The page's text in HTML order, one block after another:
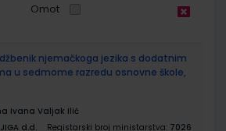
Omot
njemačkoga jezika s dodatnim
u sedmome razredu osnovne škole,
Ivana Valjak Ilić
d.d. Registarski broj ministarstva: 7026